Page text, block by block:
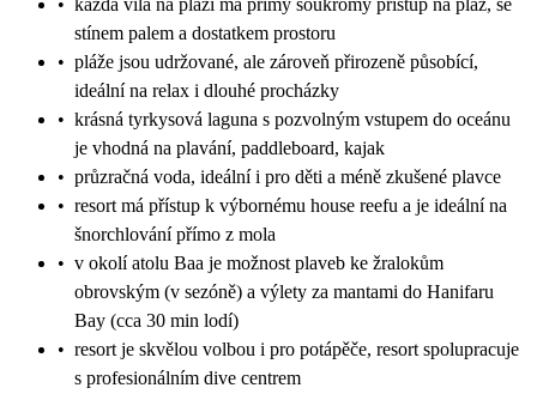
stínem palem a dostatkem prostoru
• pláže jsou udržované, ale zároveň přirozeně působící,
ideální na relax i dlouhé procházky
• krásná tyrkysová laguna s pozvolným vstupem do oceánu
je vhodná na plavání, paddleboard, kajak
• průzračná voda, ideální i pro děti a méně zkušené plavce
• resort má přístup k výbornému house reefu a je ideální na
šnorchlování přímo z mola
• v okolí atolu Baa je možnost plaveb ke žralokům
obrovským (v sezóně) a výlety za mantami do Hanifaru
Bay (cca 30 min lodí)
• resort je skvělou volbou i pro potápěče, resort spolupracuje
s profesionálním dive centrem